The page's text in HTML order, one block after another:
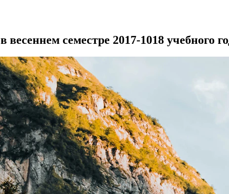
семестре 2017-1018 учебного